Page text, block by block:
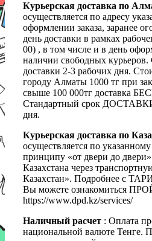
Курьерская доставка по
осуществляется по адресу
оформлении заказа, заранее
день доставки в рамках
00) , в том числе и в день
наличии свободных
доставки 2-3 рабочих дня.
городу Алматы 1000 тг при
свыше 100 000тг доставка
Стандартный срок
дня.
Курьерская доставка по
осуществляется по указанному
принципу «от двери до
Казахстана через
Казахстан». Подробнее с
Вы можете ознакомиться
https://www.dpd.kz/services/
Наличный расчет : Оплата
национальной валюте Тенге.